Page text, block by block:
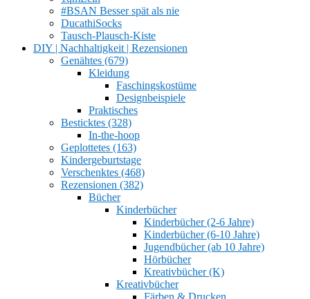
#BSAN Besser spät als nie
DucathiSocks
Tausch-Plausch-Kiste
DIY | Nachhaltigkeit | Rezensionen
Genähtes (679)
Kleidung
Faschingskostüme
Designbeispiele
Praktisches
Besticktes (328)
In-the-hoop
Geplottetes (163)
Kindergeburtstage
Verschenktes (468)
Rezensionen (382)
Bücher
Kinderbücher
Kinderbücher (2-6 Jahre)
Kinderbücher (6-10 Jahre)
Jugendbücher (ab 10 Jahre)
Hörbücher
Kreativbücher (K)
Kreativbücher
Färben & Drucken